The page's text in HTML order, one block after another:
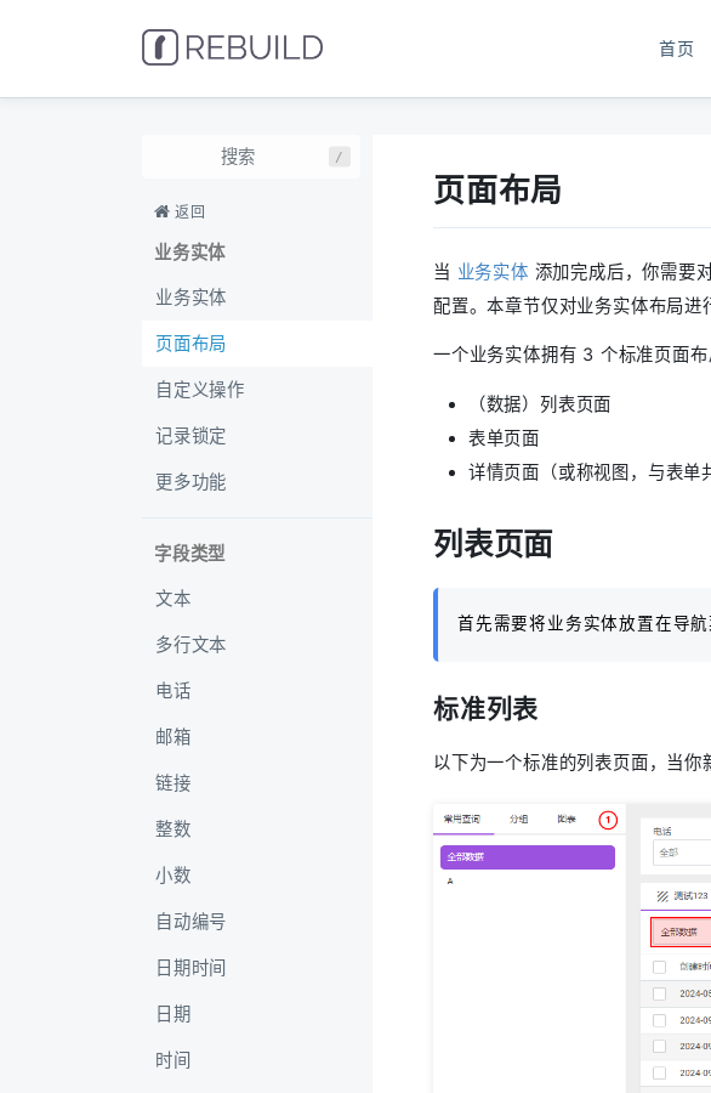
首页
/
返回
业务实体
业务实体
页面布局
自定义操作
记录锁定
更多功能
字段类型
文本
多行文本
电话
邮箱
链接
整数
小数
自动编号
日期时间
日期
时间
页面布局
当 业务实体 添加完成后，你需要
配置。本章节仅对业务实体布局进
一个业务实体拥有 3 个标准页面布
（数据）列表页面
表单页面
详情页面（或称视图，与表单
列表页面
首先需要将业务实体放置在导
标准列表
以下为一个标准的列表页面，当你